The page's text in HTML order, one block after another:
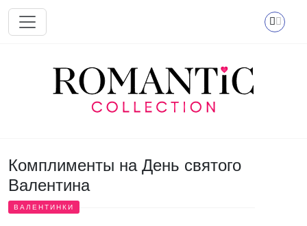
Перейти к основному содержанию
Комплименты на День святого
Валентина
ВАЛЕНТИНКИ